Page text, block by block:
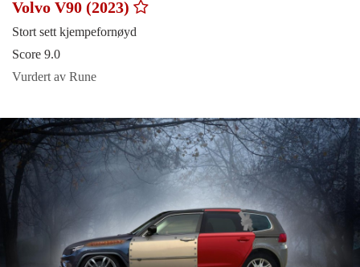
Volvo V90 (2023)
Stort sett kjempefornøyd
Score 9.0
Vurdert av Rune